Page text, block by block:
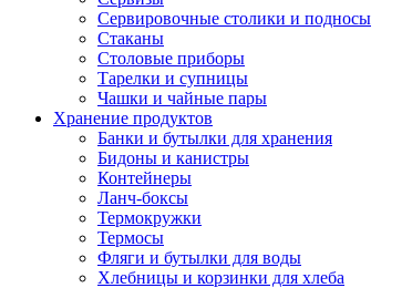
Сервировочные столики и подносы
Стаканы
Столовые приборы
Тарелки и супницы
Чашки и чайные пары
Хранение продуктов
Банки и бутылки для хранения
Бидоны и канистры
Контейнеры
Ланч-боксы
Термокружки
Термосы
Фляги и бутылки для воды
Хлебницы и корзинки для хлеба